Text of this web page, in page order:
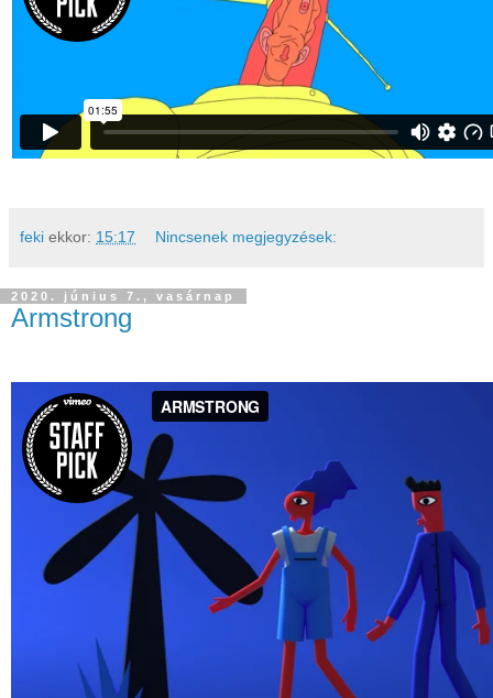
feki ekkor: 15:17 Nincsenek megjegyzések:
2020. június 7., vasárnap
Armstrong